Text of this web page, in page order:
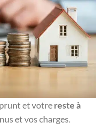
et votrereste à
et vos charges.